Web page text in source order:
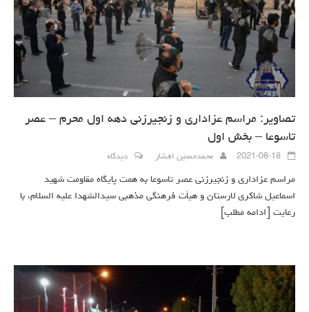
تصاویر: مراسم عزاداری و زنجیرزنی دهه اول محرم – عصر
تاسوعا – بخش اول
2021-08-18 محمدحسین افشار دیدگاه
مراسم عزاداری و زنجیرزنی عصر تاسوعا به همت پایگاه مقاومت شهید
اسماعیل شاکری لارستان و هیأت فرهنگی مذهبی سیدالشهدا علیه السلام، با
رعایت
[ادامه مطلب]